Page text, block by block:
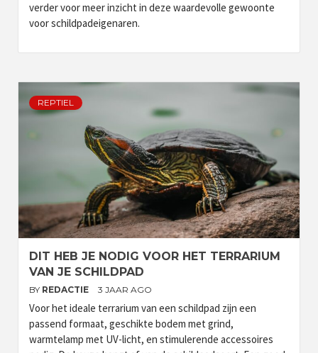
verder voor meer inzicht in deze waardevolle gewoonte
voor schildpadeigenaren.
REPTIEL
DIT HEB JE NODIG VOOR HET TERRARIUM
VAN JE SCHILDPAD
BY REDACTIE 3 JAAR AGO
Voor het ideale terrarium van een schildpad zijn een
passend formaat, geschikte bodem met grind,
warmtelamp met UV-licht, en stimulerende accessoires